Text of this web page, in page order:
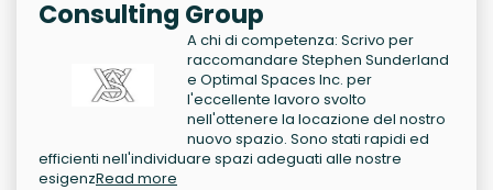
Consulting Group
A chi di competenza: Scrivo per
raccomandare Stephen Sunderland
e Optimal Spaces Inc. per
l'eccellente lavoro svolto
nell'ottenere la locazione del nostro
nuovo spazio. Sono stati rapidi ed
efficienti nell'individuare spazi adeguati alle nostre
esigenzRead more